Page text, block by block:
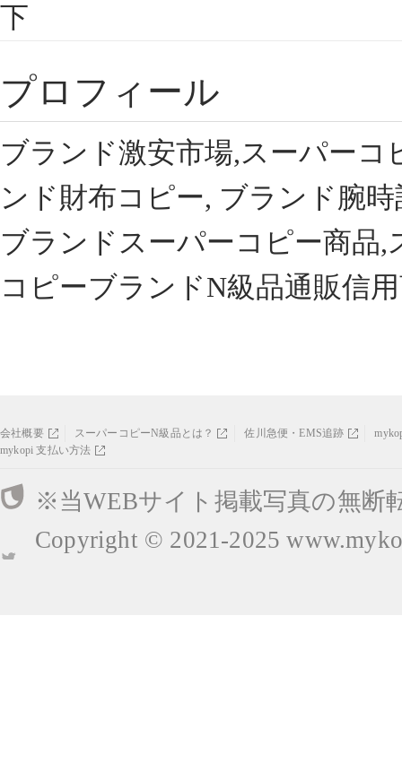
下
プロフィール
ブランド激安市場,スーパー
ンド財布コピー, ブランド腕
ブランドスーパーコピー商品
コピーブランドN級品通販信
会社概要 スーパーコピーN級品とは？ 佐川急便・EMS追跡
mykopi 支払い方法
※当WEBサイト掲載写真の無断
Copyright © 2021-2025